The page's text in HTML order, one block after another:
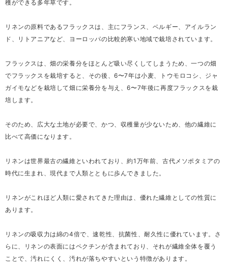
穫ができる多年草です。
リネンの原料であるフラックスは、主にフランス、ベルギー、アイルラン
ド、リトアニアなど、ヨーロッパの比較的寒い地域で栽培されています。
フラックスは、畑の栄養分をほとんど吸い尽くしてしまうため、一つの畑
でフラックスを栽培すると、その後、6〜7年は小麦、トウモロコシ、ジャ
ガイモなどを栽培して畑に栄養分を与え、6〜7年後に再度フラックスを栽
培します。
そのため、広大な土地が必要で、かつ、収穫量が少ないため、他の繊維に
比べて高価になります。
リネンは世界最古の繊維といわれており、約1万年前、古代メソポタミアの
時代に生まれ、現代まで人類とともに歩んできました。
リネンがこれほど人類に愛されてきた理由は、優れた繊維としての性質に
あります。
リネンの吸収力は綿の4倍で、速乾性、抗菌性、耐久性に優れています。さ
らに、リネンの表面にはペクチンが含まれており、それが繊維全体を覆う
ことで、汚れにくく、汚れが落ちやすいという特徴があります。